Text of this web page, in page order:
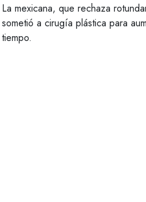
La mexicana, que rechaza
sometió a cirugía plástica para
tiempo.